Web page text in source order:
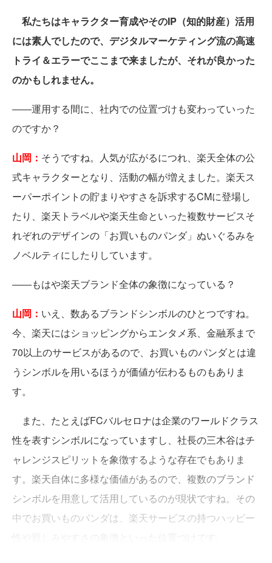
私たちはキャラクター育成やそのIP（知的財産）活用
には素人でしたので、デジタルマーケティング流の高速
トライ＆エラーでここまで来ましたが、それが良かった
のかもしれません。
――運用する間に、社内での位置づけも変わっていった
のですか？
山岡： そうですね。人気が広がるにつれ、楽天全体の公
式キャラクターとなり、活動の幅が増えました。楽天ス
ーパーポイントの貯まりやすさを訴求するCMに登場し
たり、楽天トラベルや楽天生命といった複数サービスそ
れぞれのデザインの「お買いものパンダ」ぬいぐるみを
ノベルティにしたりしています。
――もはや楽天ブランド全体の象徴になっている？
山岡： いえ、数あるブランドシンボルのひとつですね。
今、楽天にはショッピングからエンタメ系、金融系まで
70以上のサービスがあるので、お買いものパンダとは違
うシンボルを用いるほうが価値が伝わるものもありま
す。
また、たとえばFCバルセロナは企業のワールドクラス
性を表すシンボルになっていますし、社長の三木谷はチ
ャレンジスピリットを象徴するような存在でもありま
す。楽天自体に多様な価値があるので、複数のブランド
シンボルを用意して活用しているのが現状ですね。その
中でお買いものパンダは、楽天サービスの持つハッピー